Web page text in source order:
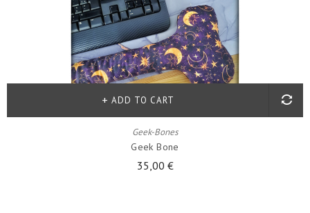
Geek-Bones
Geek Bone
35,00 €
ADD TO CART